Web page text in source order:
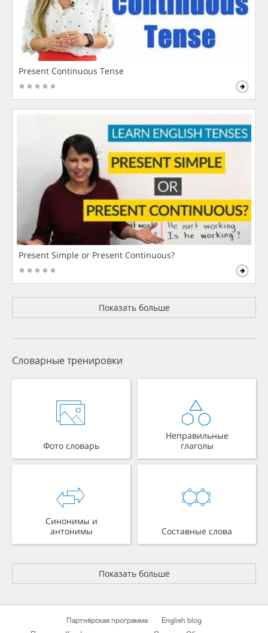
Present Continuous Tense
Present Simple or Present Continuous?
Показать больше
Словарные тренировки
Фото словарь
Неправильные
глаголы
Синонимы и
антонимы
Составные слова
Показать больше
Партнёрская программа
English blog